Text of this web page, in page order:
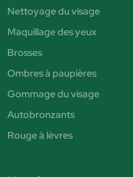
Nettoyage du visage
Maquillage des yeux
Brosses
Ombres à paupières
Gommage du visage
Autobronzants
Rouge à lèvres